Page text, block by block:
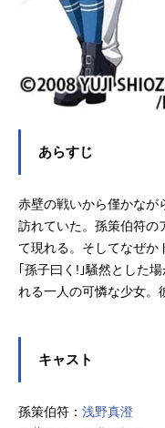
あらすじ
赤壁の戦いから僅かなが
訪れていた。孫策伯符の
て現れる。そしてなぜ
｢孫子曰く!｣騒然とした
れる一人の可憐な少女。
キャスト
孫策伯符： 浅野真澄